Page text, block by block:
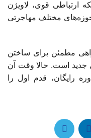
ارتباطی قوی، لاویژن
مختلف مهاجرتی
مطمئن برای ساختن
جدید است. حالا وقت آن
رایگان، قدم اول را